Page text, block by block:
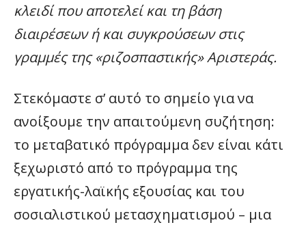
κλειδί που αποτελεί και τη βάση
διαιρέσεων ή και συγκρούσεων στις
γραμμές της «ριζοσπαστικής» Αριστεράς.
Στεκόμαστε σ’ αυτό το σημείο για να
ανοίξουμε την απαιτούμενη συζήτηση:
το μεταβατικό πρόγραμμα δεν είναι κάτι
ξεχωριστό από το πρόγραμμα της
εργατικής-λαϊκής εξουσίας και του
σοσιαλιστικού μετασχηματισμού – μια